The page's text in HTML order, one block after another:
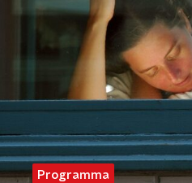
Programma